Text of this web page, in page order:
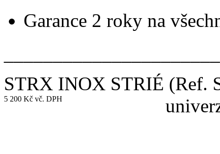
Garance 2 roky na
STRX INOX STRIÉ (Ref.
5 200 Kč vč. DPH